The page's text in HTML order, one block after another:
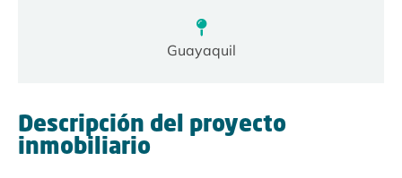
Guayaquil
Descripción del proyecto
inmobiliario